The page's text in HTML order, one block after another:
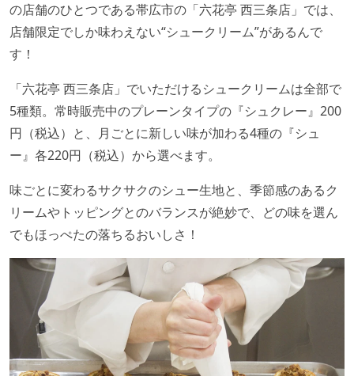
の店舗のひとつである帯広市の「六花亭 西三条店」では、
店舗限定でしか味わえない“シュークリーム”があるんで
す！
「六花亭 西三条店」でいただけるシュークリームは全部で
5種類。常時販売中のプレーンタイプの『シュクレー』200
円（税込）と、月ごとに新しい味が加わる4種の『シュ
ー』各220円（税込）から選べます。
味ごとに変わるサクサクのシュー生地と、季節感のあるク
リームやトッピングとのバランスが絶妙で、どの味を選ん
でもほっぺたの落ちるおいしさ！